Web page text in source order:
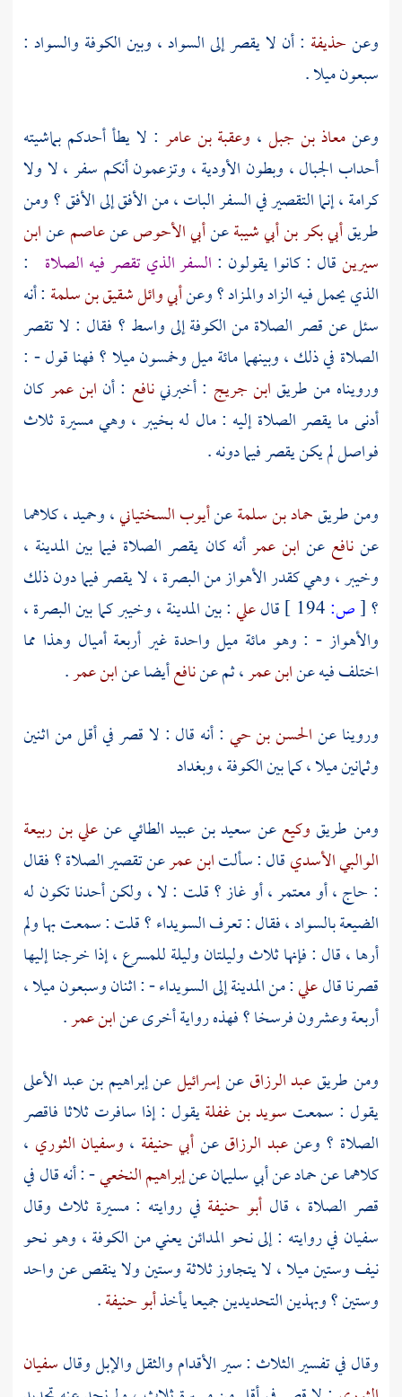
وعنحذيفة : أن لا يقصر إلى السواد ، وبينالكوفة والسواد :
سبعون ميلا .
وعنمعاذ بن جبل ، وعقبة بن عامر : لا يطأ أحدكم بماشيته
أحداب الجبال ، وبطون الأودية ، وتزعمون أنكم سفر ، لا ولا
كرامة ، إنما التقصير في السفر البات ، من الأفق إلى الأفق ؟ ومن
طريقأبي بكر بن أبي شيبةعنأبي الأحوصعنعاصمعنابن
سيرينقال : كانوا يقولون : السفر الذي تقصر فيه الصلاة :
الذي يحمل فيه الزاد والمزاد ؟ وعنأبي وائل شقيق بن سلمة : أنه
سئل عن قصر الصلاة منالكوفةإلىواسط ؟ فقال : لا تقصر
الصلاة في ذلك ، وبينهما مائة ميل وخمسون ميلا ؟ فهنا قول - :
ورويناه من طريقابن جريج : أخبرنينافع : أن ابن عمركان
أدنى ما يقصر الصلاة إليه : مال لهبخيبر ، وهي مسيرة ثلاث
فواصل لم يكن يقصر فيما دونه .
ومن طريقحماد بن سلمةعنأيوب السختياني،وحميد، كلاهما
عننافععن ابن عمرأنه كان يقصر الصلاة فيما بين المدينة ،
وخيبر، وهي كقدرالأهوازمنالبصرة، لا يقصر فيما دون ذلك
؟[ص: قالعلي: بينالمدينة،وخيبركما بينالبصرة،
والأهواز - : وهو مائة ميل واحدة غير أربعة أميال وهذا مما
اختلف فيه عنابن عمر، ثم عننافعأيضا عنابن عمر.
وروينا عنالحسن بن حي : أنه قال : لا قصر في أقل من اثنين
وثمانين ميلا ، كما بينالكوفة،وبغداد
ومن طريقوكيععن سعيد بن عبيد الطائيعنعلي بن ربيعة
الوالبي الأسديقال : سألتابن عمرعن تقصير الصلاة ؟ فقال
: حاج ، أو معتمر ، أو غاز ؟ قلت : لا ، ولكن أحدنا تكون له
الضيعةبالسواد، فقال : تعرفالسويداء؟ قلت : سمعت بها ولم
أرها ، قال : فإنها ثلاث وليلتان وليلة للمسرع ، إذا خرجنا إليها
قصرنا قالعلي: منالمدينةإلىالسويداء- : اثنان وسبعون ميلا ،
أربعة وعشرون فرسخا ؟ فهذه رواية أخرى عنابن عمر.
ومن طريقعبد الرزاقعنإسرائيلعنإبراهيم بن عبد الأعلى
يقول : سمعت سويد بن غفلةيقول : إذا سافرت ثلاثا فاقصر
الصلاة ؟ وعنعبد الرزاقعنأبي حنيفة ، وسفيان الثوري ،
كلاهما عنحمادعنأبي سليمانعنإبراهيم النخعي- : أنه قال في
قصر الصلاة ، قال أبو حنيفة في روايته : مسيرة ثلاث وقال
سفيان في روايته : إلى نحوالمدائنيعني منالكوفة، وهو نحو
نيف وستين ميلا ، لا يتجاوز ثلاثة وستين ولا ينقص عن واحد
وستين ؟ وبهذين التحديدين جميعا يأخذأبو حنيفة.
وقال في تفسير الثلاث : سير الأقدام والثقل والإبل وقالسفيان